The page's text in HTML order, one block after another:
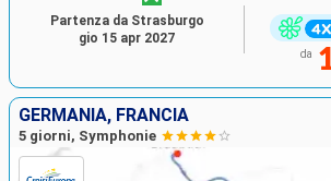
da
Partenza da Strasburgo
gio 15 apr 2027
GERMANIA, FRANCIA
5 giorni, Symphonie